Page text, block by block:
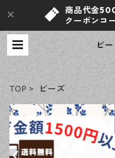
商品代金
クーポン
ビ
TOP ビーズ